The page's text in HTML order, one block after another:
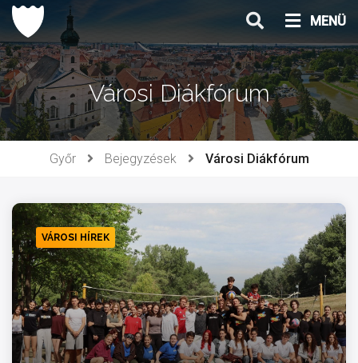
Ugrás
tartalomhoz
MENÜ
Városi Diákfórum
Győr Bejegyzések Városi Diákfórum
VÁROSI HÍREK